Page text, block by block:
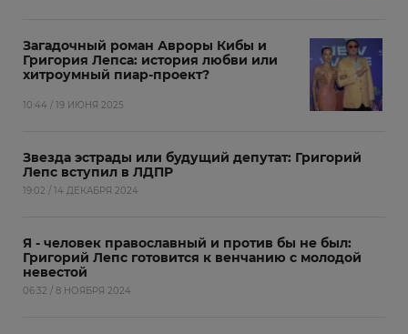
Загадочный роман Авроры Кибы и
Григория Лепса: история любви или
хитроумный пиар-проект?
10:44 / 19 ИЮНЯ 2025
Звезда эстрады или будущий депутат: Григорий
Лепс вступил в ЛДПР
19:02 / 14 ДЕКАБРЯ 2024
Я - человек православный и против бы не был:
Григорий Лепс готовится к венчанию с молодой
невестой
06:32 / 8 НОЯБРЯ 2024